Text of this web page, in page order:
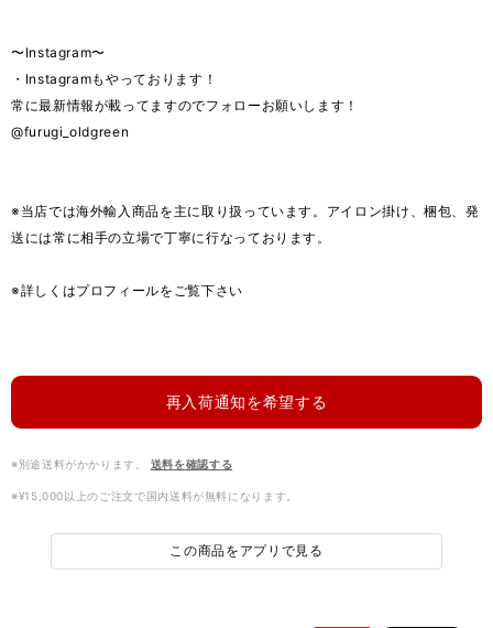
〜Instagram〜
・Instagramもやっております！
常に最新情報が載ってますのでフォローお願いします！
@furugi_oldgreen
※当店では海外輸入商品を主に取り扱っています。アイロン掛け、梱包、発
送には常に相手の立場で丁寧に行なっております。
※詳しくはプロフィールをご覧下さい
再入荷通知を希望する
※別途送料がかかります。 送料を確認する
※¥15,000以上のご注文で国内送料が無料になります。
この商品をアプリで見る